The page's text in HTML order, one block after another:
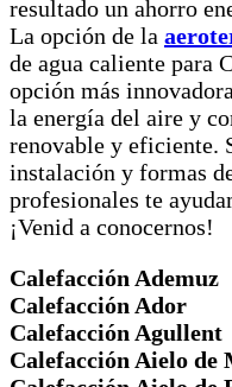
resultado un ahorro
La opción de la
de agua caliente para
opción más
la energía del aire y
renovable y eficiente.
instalación y formas
profesionales te
¡Venid a conocernos!
Calefacción Ademuz
Calefacción Ador
Calefacción Agullent
Calefacción Aielo